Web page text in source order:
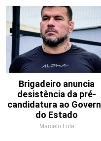
Brigadeiro anuncia
desistência da pré-
candidatura ao
do Estado
Marcelo Lula